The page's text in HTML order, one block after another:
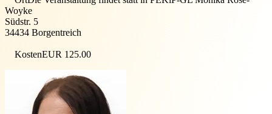
Woyke
Südstr. 5
34434 Borgentreich
KostenEUR 125.00